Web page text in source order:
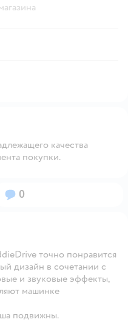
качества
покупки.
Вопросов:
0
точно понравится
дизайн в сочетании с
и звуковые эффекты,
машинке
подвижны.